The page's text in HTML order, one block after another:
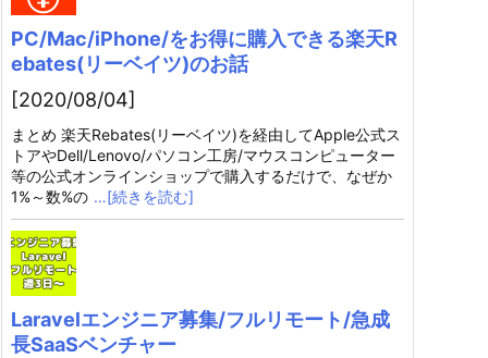
PC/Mac/iPhone/をお得に購入できる楽天R
ebates(リーベイツ)のお話
[2020/08/04]
まとめ 楽天Rebates(リーベイツ)を経由してApple公式ス
トアやDell/Lenovo/パソコン工房/マウスコンピューター
等の公式オンラインショップで購入するだけで、なぜか
1%～数%の …[続きを読む]
Laravelエンジニア募集/フルリモート/急成
長SaaSベンチャー